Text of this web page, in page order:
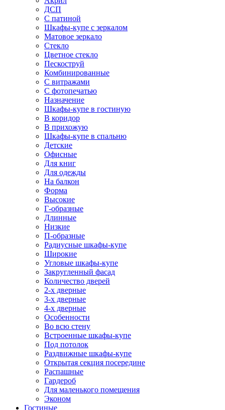
ДСП
С патиной
Шкафы-купе с зеркалом
Матовое зеркало
Стекло
Цветное стекло
Пескоструй
Комбинированные
С витражами
С фотопечатью
Назначение
Шкафы-купе в гостиную
В коридор
В прихожую
Шкафы-купе в спальню
Детские
Офисные
Для книг
Для одежды
На балкон
Форма
Высокие
Г-образные
Длинные
Низкие
П-образные
Радиусные шкафы-купе
Широкие
Угловые шкафы-купе
Закругленный фасад
Количество дверей
2-х дверные
3-х дверные
4-х дверные
Особенности
Во всю стену
Встроенные шкафы-купе
Под потолок
Раздвижные шкафы-купе
Открытая секция посередине
Распашные
Гардероб
Для маленького помещения
Эконом
Гостиные